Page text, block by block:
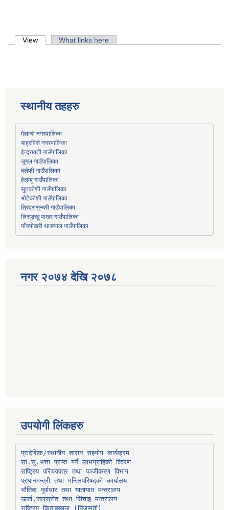
Primary tabs
View (active tab)What links here
स्थानीय तहहरु
मेलम्ची नगरपालिका
बाह्रविसे नगरपालिका
ईन्द्रावती गाउँपालिका
जुगल गाउँपालिका
बलेफी गाउँपालिका
हेलम्बु गाउँपालिका
सुनकोशी गाउँपालिका
भोटेकोशी गाउँपालिका
त्रिपुरासुन्दरी गाउँपालिका
लिसङ्खु पाखर गाउँपालिका
पाँचपोखरी थाङपाल गाउँपालिका
नगर २०७४ देखि २०७८
उपयोगी लिंकहरु
प्रादेशिक/स्थानीय शासन सहयोग कार्यक्रम
सा.सु.भत्ता प्राप्त गर्ने लाभग्राहिको विवरण
राष्ट्रिय परिचयपत्र तथा पञ्‍जीकरण विभाग
प्रधानमन्त्री तथा मन्त्रिपरिषद्को कार्यालय
भौतिक पूर्वाधार तथा यातायात मन्त्रालय
ऊर्जा,जलस्रोत तथा सिंचाइ मन्त्रालय